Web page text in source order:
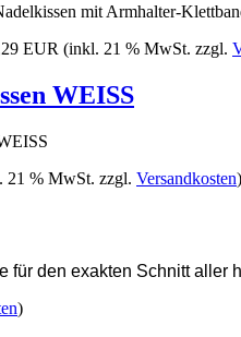
mit Armhalter-
EUR (inkl. 21 % MwSt. zzgl.
WEISS
21 % MwSt. zzgl. Versandkosten)
für den exakten Schnitt aller
)